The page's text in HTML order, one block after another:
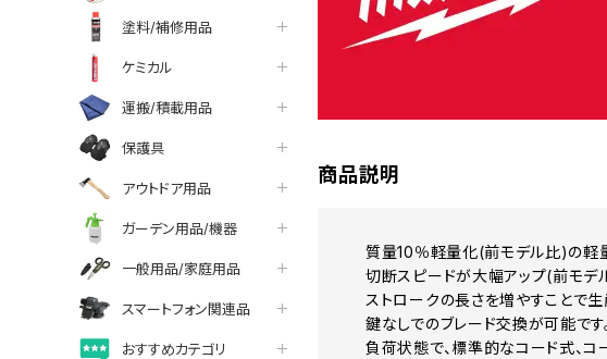
塗料/補修用品
ケミカル
運搬/積載用品
保護具
アウトドア用品
ガーデン用品/機器
一般用品/家庭用品
スマートフォン関連品
おすすめカテゴリ
商品説明
質量10％軽量化(前モデル比)の軽
切断スピードが大幅アップ(前モデ
ストロークの長さを増やすことで
鍵なしでのブレード交換が可能です
負荷状態で、標準的なコード式、